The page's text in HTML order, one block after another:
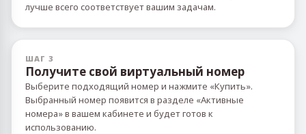
лучше всего соответствует вашим задачам.
ШАГ 3
Получите свой виртуальный номер
Выберите подходящий номер и нажмите «Купить».
Выбранный номер появится в разделе «Активные
номера» в вашем кабинете и будет готов к
использованию.